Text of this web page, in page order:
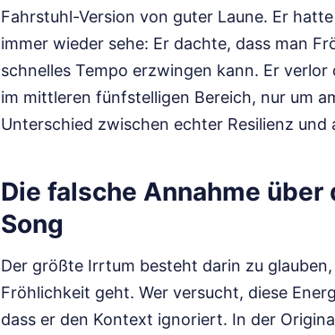
Fahrstuhl-Version von guter Laune. Er
immer wieder sehe: Er dachte, dass man
schnelles Tempo erzwingen kann. Er
im mittleren fünfstelligen Bereich, nur um
Unterschied zwischen echter Resilienz
Die falsche Annahme über
Song
Der größte Irrtum besteht darin zu
Fröhlichkeit geht. Wer versucht, diese
dass er den Kontext ignoriert. In der